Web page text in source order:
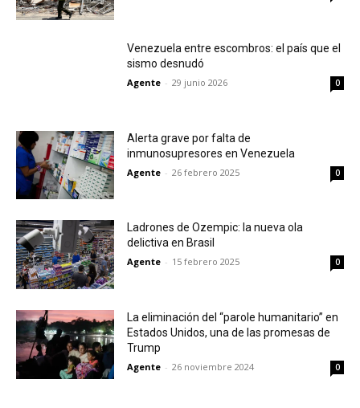
Venezuela entre escombros: el país que el
sismo desnudó
Agente - 29 junio 2026 0
Alerta grave por falta de
inmunosupresores en Venezuela
Agente - 26 febrero 2025 0
Ladrones de Ozempic: la nueva ola
delictiva en Brasil
Agente - 15 febrero 2025 0
La eliminación del “parole humanitario” en
Estados Unidos, una de las promesas de
Trump
Agente - 26 noviembre 2024 0